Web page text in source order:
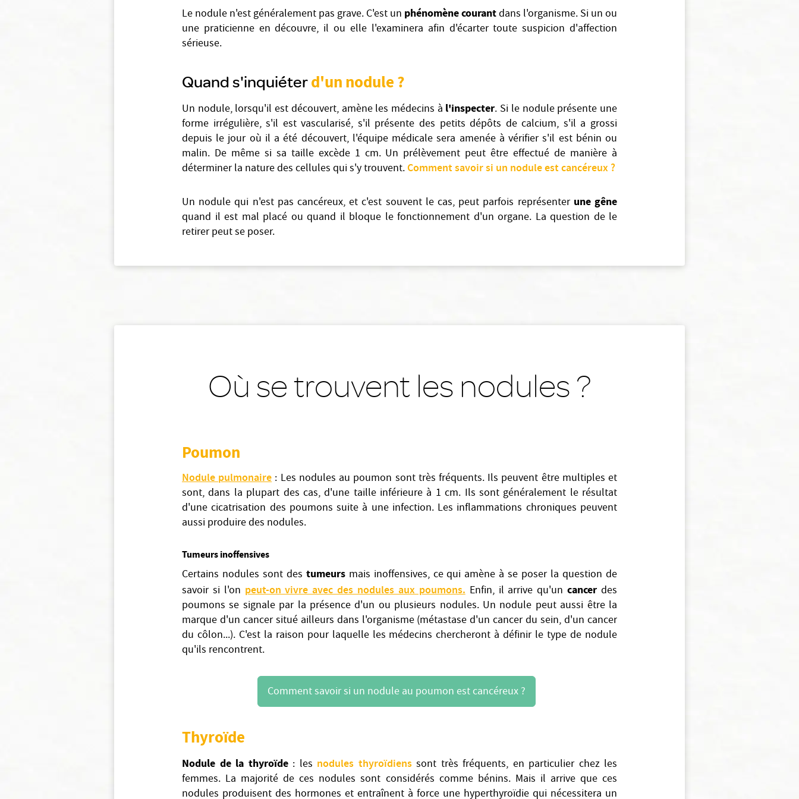
Le nodule n'est généralement pas grave. C'est un phénomène courantdans l'organisme. Si un ou
une praticienne en découvre, il ou elle l'examinera afin d'écarter toute suspicion d'affection
sérieuse.
Quand s'inquiéterd'un nodule ?
Un nodule, lorsqu'il est découvert, amène les médecins à l'inspecter. Si le nodule présente une
forme irrégulière, s'il est vascularisé, s'il présente des petits dépôts de calcium, s'il a grossi
depuis le jour où il a été découvert, l'équipe médicale sera amenée à vérifier s'il est bénin ou
malin. De même si sa taille excède 1 cm. Un prélèvement peut être effectué de manière à
déterminer la nature des cellules qui s'y trouvent.Comment savoir si un nodule est cancéreux ?
Un nodule qui n'est pas cancéreux, et c'est souvent le cas, peut parfois représenter une gêne
quand il est mal placé ou quand il bloque le fonctionnement d'un organe. La question de le
retirer peut se poser.
Où se trouvent les nodules ?
Poumon
Nodule pulmonaire: Les nodules au poumon sont très fréquents. Ils peuvent être multiples et
sont, dans la plupart des cas, d'une taille inférieure à 1 cm. Ils sont généralement le résultat
d'une cicatrisation des poumons suite à une infection. Les inflammations chroniques peuvent
aussi produire des nodules.
Tumeurs inoffensives
Certains nodules sont des tumeurs mais inoffensives, ce qui amène à se poser la question de
savoir si l'on peut-on vivre avec des nodules aux poumons.Enfin, il arrive qu'uncancerdes
poumons se signale par la présence d'un ou plusieurs nodules. Un nodule peut aussi être la
marque d'un cancer situé ailleurs dans l'organisme (métastase d'un cancer du sein, d'un cancer
du côlon...). C'est la raison pour laquelle les médecins chercheront à définir le type de nodule
qu'ils rencontrent.
Comment savoir si un nodule au poumon est cancéreux ?
Thyroïde
Nodule de la thyroïde: les nodules thyroïdienssont très fréquents, en particulier chez les
femmes. La majorité de ces nodules sont considérés comme bénins. Mais il arrive que ces
nodules produisent des hormones et entraînent à force une hyperthyroïdie qui nécessitera un